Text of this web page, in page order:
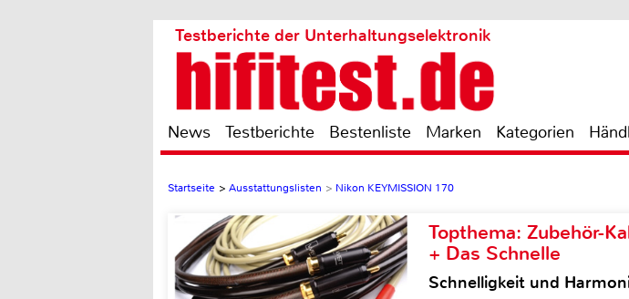
Testberichte der Unterhaltungselektronik
News Testberichte Bestenliste Marken Kategorien
Startseite > Ausstattungslisten > Nikon KEYMISSION 170
Topthema: Zubehör-
+ Das Schnelle
Schnelligkeit und